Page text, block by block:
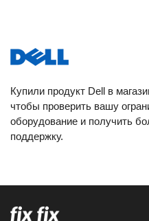
Купили продукт Dell в
чтобы проверить вашу
оборудование и получить
поддержку.